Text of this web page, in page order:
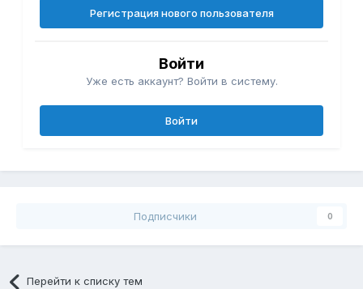
Регистрация нового пользователя
Войти
Уже есть аккаунт? Войти в систему.
Войти
Подписчики 0
Перейти к списку тем